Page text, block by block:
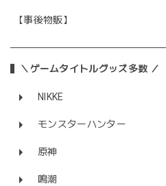
【事後物販】
＼ゲームタイトルグッズ多数 ／
NIKKE
モンスターハンター
原神
鳴潮